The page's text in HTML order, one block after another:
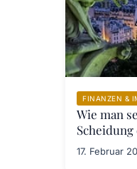
FINANZEN &
Wie man
17. Februar